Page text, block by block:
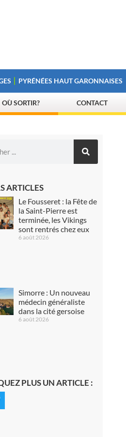
PYRÉNÉES HAUT GARONNAISES
OÙ SORTIR? CONTACT
ARTICLES
Le Fousseret : la Fête de
la Saint-Pierre est
terminée, les Vikings
sont rentrés chez eux
6 août 2026
Simorre : Un nouveau
médecin généraliste
dans la cité gersoise
6 août 2026
PLUS UN ARTICLE :